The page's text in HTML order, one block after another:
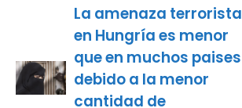
La amenaza terrorista
en Hungría es menor
que en muchos paises
debido a la menor
cantidad de